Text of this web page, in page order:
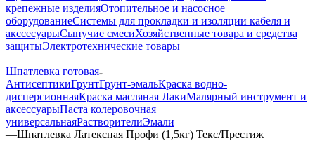
крепежные изделияОтопительное и насосное
оборудованиеСистемы для прокладки и изоляции кабеля и
акссесуарыСыпучие смесиХозяйственные товара и средства
защитыЭлектротехнические товары
—
Шпатлевка готовая
АнтисептикиГрунтГрунт-эмальКраска водно-
дисперсионнаяКраска масляная ЛакиМалярный инструмент и
аксессуарыПаста колеровочная
универсальнаяРастворителиЭмали
—Шпатлевка Латексная Профи (1,5кг) Текс/Престиж